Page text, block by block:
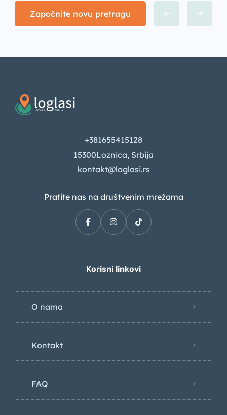
Započnite novu pretragu
+381655415128
15300Loznica, Srbija
kontakt@loglasi.rs
Pratite nas na društvenim mrežama
Korisni linkovi
O nama
Kontakt
FAQ